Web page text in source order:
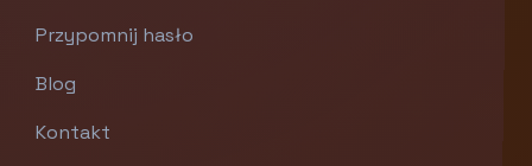
Przypomnij hasło
Blog
Kontakt